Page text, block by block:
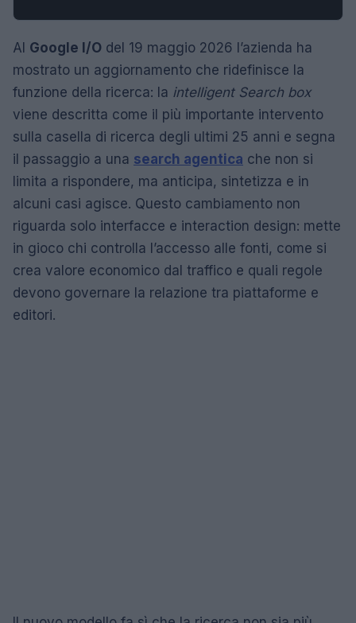
Al Google I/O del 19 maggio 2026 l’azienda ha
mostrato un aggiornamento che ridefinisce la
funzione della ricerca: la intelligent Search box
viene descritta come il più importante intervento
sulla casella di ricerca degli ultimi 25 anni e segna
il passaggio a una search agentica che non si
limita a rispondere, ma anticipa, sintetizza e in
alcuni casi agisce. Questo cambiamento non
riguarda solo interfacce e interaction design: mette
in gioco chi controlla l’accesso alle fonti, come si
crea valore economico dal traffico e quali regole
devono governare la relazione tra piattaforme e
editori.